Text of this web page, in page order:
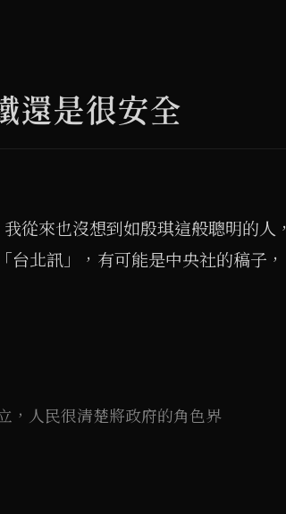
還是很安全
從來也沒想到如殷琪這般聰明的人，
北訊」，有可能是中央社的稿子，
，人民很清楚將政府的角色界